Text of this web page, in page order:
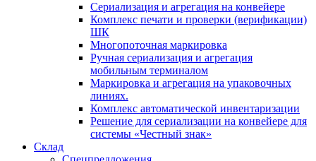
Сериализация и агрегация на конвейере
Комплекс печати и проверки (верификации)
ШК
Многопоточная маркировка
Ручная сериализация и агрегация
мобильным терминалом
Маркировка и агрегация на упаковочных
линиях.
Комплекс автоматической инвентаризации
Решение для сериализации на конвейере для
системы «Честный знак»
Склад